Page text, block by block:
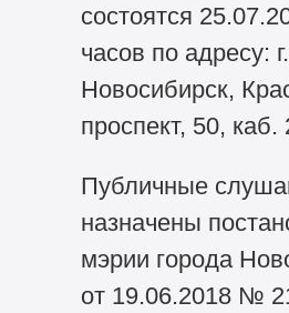
состоятся
часов по адресу: г.
Новосибирск,
проспект, 50, каб.
Публичные
назначены
мэрии города
от 19.06.2018 №